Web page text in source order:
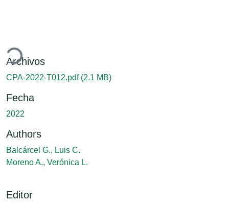
Archivos
CPA-2022-T012.pdf (2.1 MB)
Fecha
2022
Authors
Balcárcel G., Luis C.
Moreno A., Verónica L.
Editor